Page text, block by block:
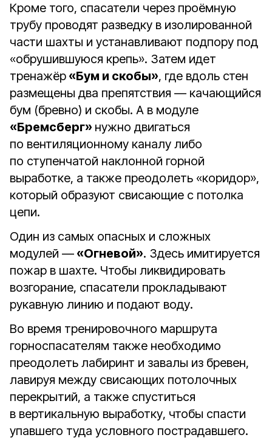
Кроме того, спасатели через проёмную
трубу проводят разведку в изолированной
части шахты и устанавливают подпору под
«обрушившуюся крепь». Затем идет
тренажёр «Бум и скобы», где вдоль стен
размещены два препятствия — качающийся
бум (бревно) и скобы. А в модуле
«Бремсберг» нужно двигаться
по вентиляционному каналу либо
по ступенчатой наклонной горной
выработке, а также преодолеть «коридор»,
который образуют свисающие с потолка
цепи.
Один из самых опасных и сложных
модулей — «Огневой». Здесь имитируется
пожар в шахте. Чтобы ликвидировать
возгорание, спасатели прокладывают
рукавную линию и подают воду.
Во время тренировочного маршрута
горноспасателям также необходимо
преодолеть лабиринт и завалы из бревен,
лавируя между свисающих потолочных
перекрытий, а также спуститься
в вертикальную выработку, чтобы спасти
упавшего туда условного пострадавшего.